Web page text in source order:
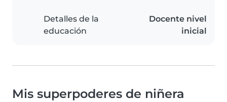
Detalles de la
educación
Docente nivel
inicial
Mis superpoderes de niñera